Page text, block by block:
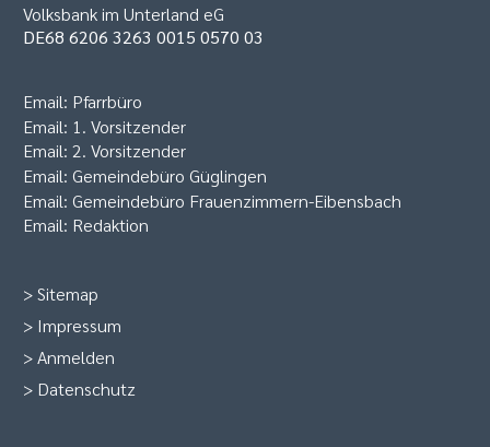
Volksbank im Unterland eG
DE68 6206 3263 0015 0570 03
Email: Pfarrbüro
Email: 1. Vorsitzender
Email: 2. Vorsitzender
Email: Gemeindebüro Güglingen
Email: Gemeindebüro Frauenzimmern-Eibensbach
Email: Redaktion
>Sitemap
> Impressum
>Anmelden
> Datenschutz